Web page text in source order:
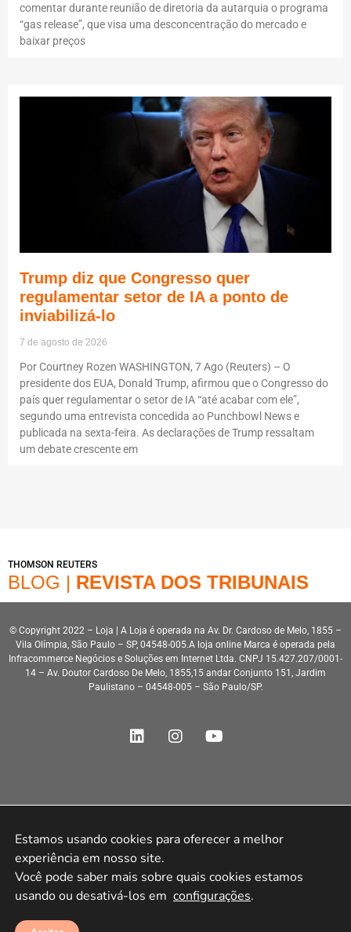
comentar durante reunião de diretoria da autarquia o programa
“gas release”, que visa uma desconcentração do mercado e
baixar preços
Trump diz que Congresso quer
regulamentar setor de IA a ponto de
inviabilizá-lo
7 de agosto de 2026
Por Courtney Rozen WASHINGTON, 7 Ago (Reuters) – O
presidente dos EUA, Donald Trump, afirmou que o Congresso do
país quer regulamentar o setor de IA “até acabar com ele”,
segundo uma entrevista concedida ao Punchbowl News e
publicada na sexta-feira. As declarações de Trump ressaltam
um debate crescente em
THOMSON REUTERS
BLOG | REVISTA DOS TRIBUNAIS
© Copyright 2022 – Loja | A Loja é operada na Av. Dr. Cardoso de Melo, 1855 –
Vila Olímpia, São Paulo – SP, 04548-005.A loja online Marca é operada pela
Infracommerce Negócios e Soluções em Internet Ltda. CNPJ 15.427.207/0001-
14 – Av. Doutor Cardoso De Melo, 1855,15 andar Conjunto 151, Jardim
Paulistano – 04548-005 – São Paulo/SP.
Estamos usando cookies para oferecer a melhor
experiência em nosso site.
Você pode saber mais sobre quais cookies estamos
usando ou desativá-los em configurações.